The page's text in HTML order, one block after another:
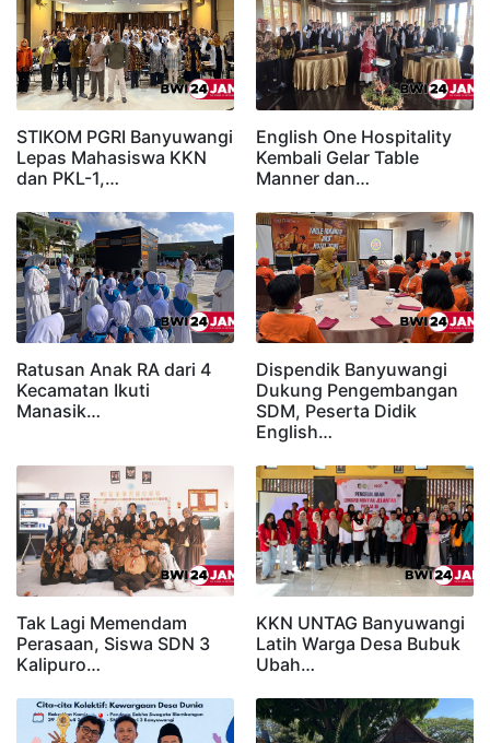
STIKOM PGRI Banyuwangi
Lepas Mahasiswa KKN
dan PKL-1,…
English One Hospitality
Kembali Gelar Table
Manner dan…
Ratusan Anak RA dari 4
Kecamatan Ikuti
Manasik…
Dispendik Banyuwangi
Dukung Pengembangan
SDM, Peserta Didik
English…
Tak Lagi Memendam
Perasaan, Siswa SDN 3
Kalipuro…
KKN UNTAG Banyuwangi
Latih Warga Desa Bubuk
Ubah…